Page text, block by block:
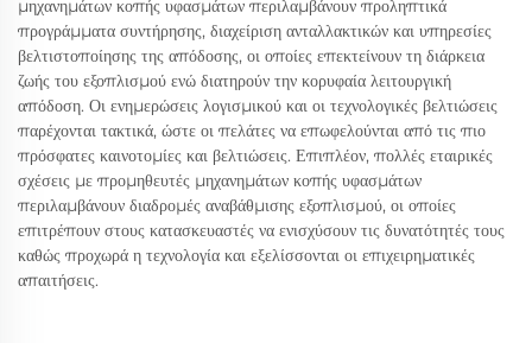
μηχανημάτων κοπής υφασμάτων περιλαμβάνουν προληπτικά
προγράμματα συντήρησης, διαχείριση ανταλλακτικών και υπηρεσίες
βελτιστοποίησης της απόδοσης, οι οποίες επεκτείνουν τη διάρκεια
ζωής του εξοπλισμού ενώ διατηρούν την κορυφαία λειτουργική
απόδοση. Οι ενημερώσεις λογισμικού και οι τεχνολογικές βελτιώσεις
παρέχονται τακτικά, ώστε οι πελάτες να επωφελούνται από τις πιο
πρόσφατες καινοτομίες και βελτιώσεις. Επιπλέον, πολλές εταιρικές
σχέσεις με προμηθευτές μηχανημάτων κοπής υφασμάτων
περιλαμβάνουν διαδρομές αναβάθμισης εξοπλισμού, οι οποίες
επιτρέπουν στους κατασκευαστές να ενισχύσουν τις δυνατότητές τους
καθώς προχωρά η τεχνολογία και εξελίσσονται οι επιχειρηματικές
απαιτήσεις.